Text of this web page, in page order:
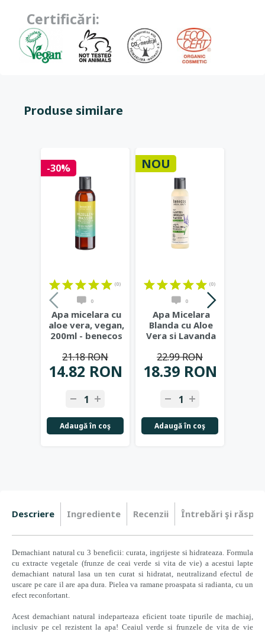
Certificări:
Produse similare
-30%
(0)
0
Apa micelara cu
aloe vera, vegan,
200ml - benecos
14.82 RON
21.18 RON
Adaugă în coş
NOU
(0)
0
Apa Micelara
Blanda cu Aloe
Vera si Lavanda
Benecos...
18.39 RON
22.99 RON
Adaugă în coş
Descriere Ingrediente Recenzii Întrebări şi
Demachiant natural cu 3 beneficii: curata, ingrijeste si hidrateaza. Formula
cu extracte vegetale (frunze de ceai verde si vita de vie) a acestui lapte
demachiant natural lasa un ten curat si hidratat, neutralizand efectul de
uscare pe care il are apa dura. Pielea va ramane proaspata si radianta, cu un
efect reconfortant.
Acest demachiant natural indeparteaza eficient toate tipurile de machiaj,
inclusiv pe cel rezistent la apa! Ceaiul verde si frunzele de vita de vie